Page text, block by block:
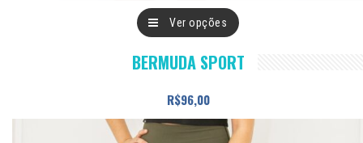
Ver opções
Este
tem
variantes.
BERMUDA SPORT
R$96,00